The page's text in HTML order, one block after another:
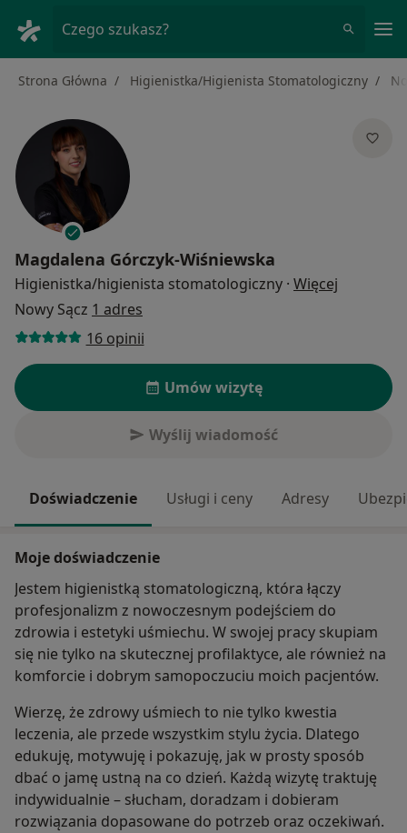
Czego szukasz?
Strona Główna Higienistka/Higienista Stomatologiczny
Magdalena Górczyk-Wiśniewska
Higienistka/higienista stomatologiczny · Więcej
Nowy Sącz 1 adres
16 opinii
Umów wizytę
Wyślij wiadomość
Doświadczenie Usługi i ceny Adresy
Moje doświadczenie
Jestem higienistką stomatologiczną, która łączy
profesjonalizm z nowoczesnym podejściem do
zdrowia i estetyki uśmiechu. W swojej pracy skupiam
się nie tylko na skutecznej profilaktyce, ale również na
komforcie i dobrym samopoczuciu moich pacjentów.
Wierzę, że zdrowy uśmiech to nie tylko kwestia
leczenia, ale przede wszystkim stylu życia. Dlatego
edukuję, motywuję i pokazuję, jak w prosty sposób
dbać o jamę ustną na co dzień. Każdą wizytę traktuję
indywidualnie – słucham, doradzam i dobieram
rozwiązania dopasowane do potrzeb oraz oczekiwań.